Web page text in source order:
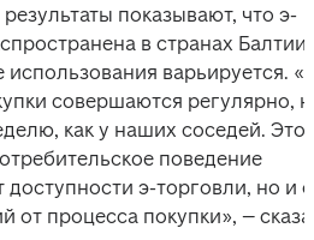
показывают, что э-
в странах Балтии,
использования варьируется.
совершаются регулярно,
как у наших соседей. Это
поведение
доступности э-торговли, но и
от процесса покупки», –